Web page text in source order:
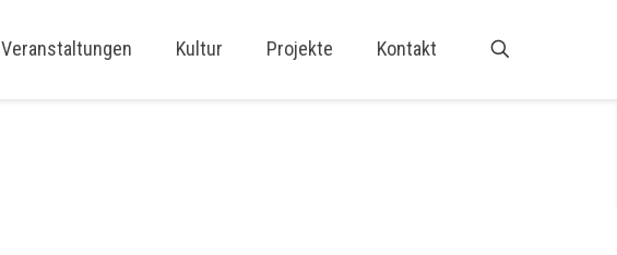
Veranstaltungen Kultur Projekte Kontakt